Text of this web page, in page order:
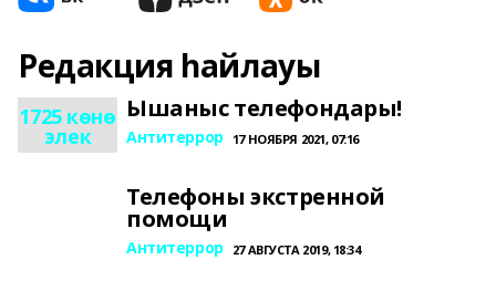
Редакция һайлауы
1725 көнө
элек
Ышаныс телефондары!
Антитеррор 17 НОЯБРЯ 2021, 07:16
Телефоны экстренной
помощи
Антитеррор 27 АВГУСТА 2019, 18:34